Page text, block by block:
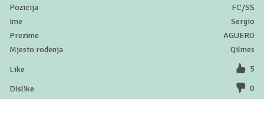
FC/SS
Sergio
AGUERO
Qilmes
5
0